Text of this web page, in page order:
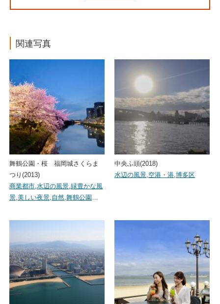
関連写真
舞鶴公園・桜 福岡城さくらま
つり(2013)
商業都市,水辺の風景,緑豊かな風
景,美しい夜景,自然,舞鶴公園 …
中央ふ頭(2018)
水辺の風景,空港・港,博多区